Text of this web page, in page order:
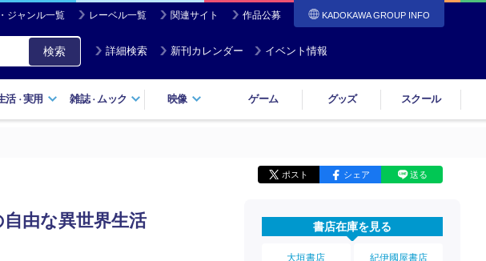
ジャンル一覧 レーベル一覧 関連サイト 作品公募 KADOKAWA GROUP INFO
検索 詳細検索 新刊カレンダー イベント情報
活・実用 雑誌・ ムック 映像 ゲーム グッズ スクール
ポスト シェア 送る
自由な異世界生活
書店在庫を見る
大垣書店 紀伊國屋書店